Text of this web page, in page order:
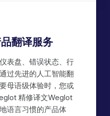
翻译服务
表盘、错误状态、行
过先进的人工智能翻
母语级体验时，您或
精修译文Weglot
语言习惯的产品体